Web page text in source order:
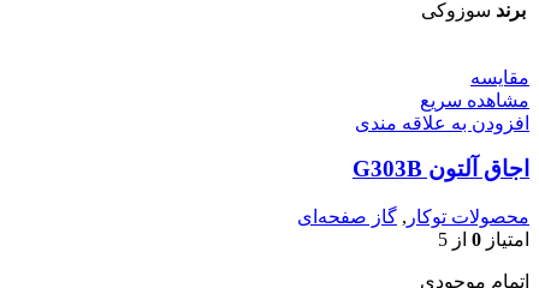
برند سوزوکی
مقایسه
مشاهده سریع
افزودن به علاقه مندی
اجاق آلتون G303B
محصولات توکار , گاز صفحه‌ای
امتیاز 0 از 5
اتمام موجودی